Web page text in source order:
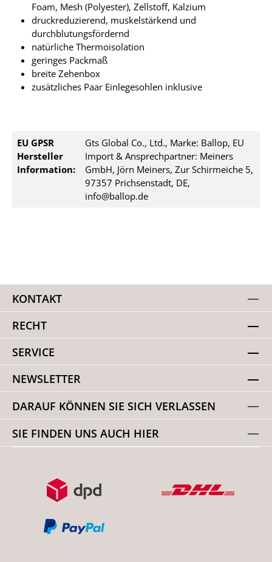
Foam, Mesh (Polyester), Zellstoff, Kalzium
druckreduzierend, muskelstärkend und
durchblutungsfördernd
natürliche Thermoisolation
geringes Packmaß
breite Zehenbox
zusätzliches Paar Einlegesohlen inklusive
EU GPSR
Hersteller
Information:
Gts Global Co., Ltd., Marke: Ballop, EU
Import & Ansprechpartner: Meiners
GmbH, Jörn Meiners, Zur Schirmeiche 5,
97357 Prichsenstadt, DE,
info@ballop.de
KONTAKT
RECHT
SERVICE
NEWSLETTER
DARAUF KÖNNEN SIE SICH VERLASSEN
SIE FINDEN UNS AUCH HIER